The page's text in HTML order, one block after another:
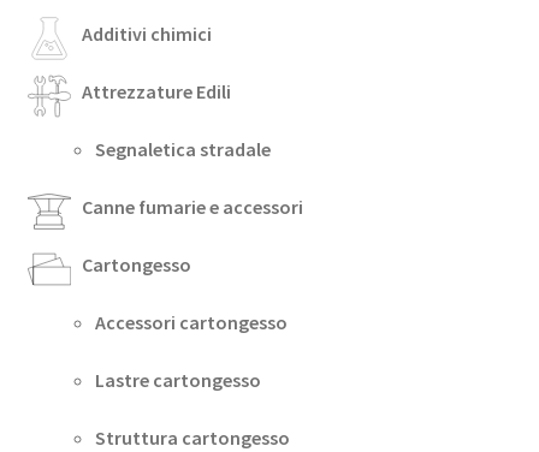
Additivi chimici
Attrezzature Edili
Segnaletica stradale
Canne fumarie e accessori
Cartongesso
Accessori cartongesso
Lastre cartongesso
Struttura cartongesso